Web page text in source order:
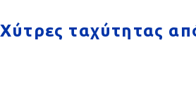
Xύτρες ταχύτητας